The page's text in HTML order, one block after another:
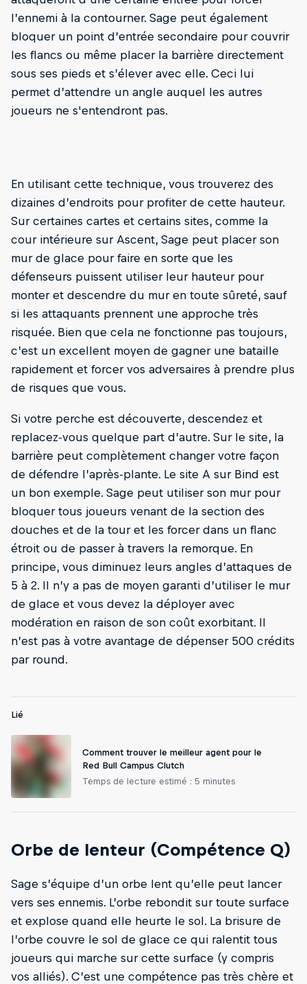
l’ennemi à la contourner. Sage peut également
bloquer un point d’entrée secondaire pour couvrir
les flancs ou même placer la barrière directement
sous ses pieds et s’élever avec elle. Ceci lui
permet d’attendre un angle auquel les autres
joueurs ne s'entendront pas.
En utilisant cette technique, vous trouverez des
dizaines d’endroits pour profiter de cette hauteur.
Sur certaines cartes et certains sites, comme la
cour intérieure sur Ascent, Sage peut placer son
mur de glace pour faire en sorte que les
défenseurs puissent utiliser leur hauteur pour
monter et descendre du mur en toute sûreté, sauf
si les attaquants prennent une approche très
risquée. Bien que cela ne fonctionne pas toujours,
c’est un excellent moyen de gagner une bataille
rapidement et forcer vos adversaires à prendre plus
de risques que vous.
Si votre perche est découverte, descendez et
replacez-vous quelque part d’autre. Sur le site, la
barrière peut complètement changer votre façon
de défendre l’après-plante. Le site A sur Bind est
un bon exemple. Sage peut utiliser son mur pour
bloquer tous joueurs venant de la section des
douches et de la tour et les forcer dans un flanc
étroit ou de passer à travers la remorque. En
principe, vous diminuez leurs angles d’attaques de
5 à 2. Il n’y a pas de moyen garanti d’utiliser le mur
de glace et vous devez la déployer avec
modération en raison de son coût exorbitant. Il
n’est pas à votre avantage de dépenser 500 crédits
par round.
Lié
Comment trouver le meilleur agent pour le
Red Bull Campus Clutch
Temps de lecture estimé : 5 minutes
Orbe de lenteur (Compétence Q)
Sage s’équipe d’un orbe lent qu’elle peut lancer
vers ses ennemis. L’orbe rebondit sur toute surface
et explose quand elle heurte le sol. La brisure de
l’orbe couvre le sol de glace ce qui ralentit tous
joueurs qui marche sur cette surface (y compris
vos alliés). C’est une compétence pas très chère et